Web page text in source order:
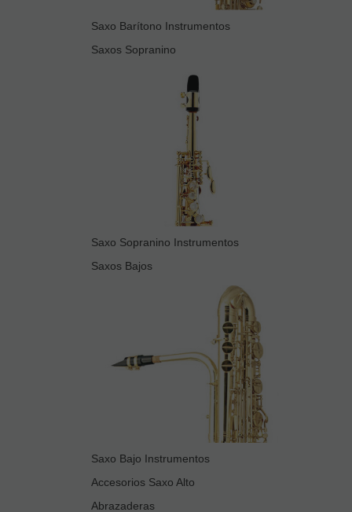
Saxo Barítono Instrumentos
Saxos Sopranino
Saxo Sopranino Instrumentos
Saxos Bajos
Saxo Bajo Instrumentos
Accesorios Saxo Alto
Abrazaderas